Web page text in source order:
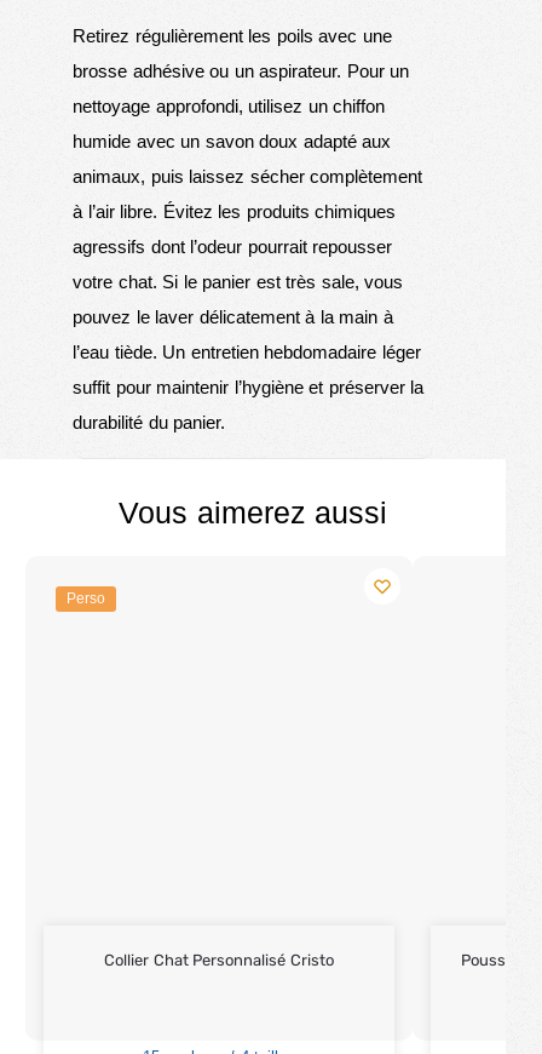
Retirez régulièrement les poils avec une
brosse adhésive ou un aspirateur. Pour un
nettoyage approfondi, utilisez un chiffon
humide avec un savon doux adapté aux
animaux, puis laissez sécher complètement
à l’air libre. Évitez les produits chimiques
agressifs dont l’odeur pourrait repousser
votre chat. Si le panier est très sale, vous
pouvez le laver délicatement à la main à
l’eau tiède. Un entretien hebdomadaire léger
suffit pour maintenir l’hygiène et préserver la
durabilité du panier.
Vous aimerez aussi
Perso
Collier Chat Personnalisé Cristo Poussette